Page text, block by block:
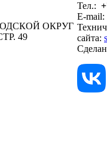
ОКРУГ
49
Тел.:
E-mail:
сайта: